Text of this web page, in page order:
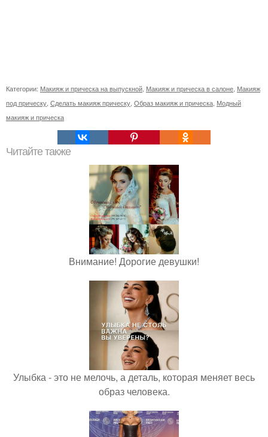
Категории: Макияж и прическа на выпускной Макияж и прическа в салоне Макияж
под прическу Сделать макияж прическу Образ макияж и прическа Модный
макияж и прическа
Читайте также
Внимание! Дорогие девушки!
Улыбка - это не мелочь, а деталь, которая меняет весь
образ человека.